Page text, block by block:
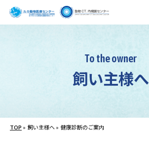
To the owner
飼い主様へ
TOP » 飼い主様へ » 健康診断のご案内